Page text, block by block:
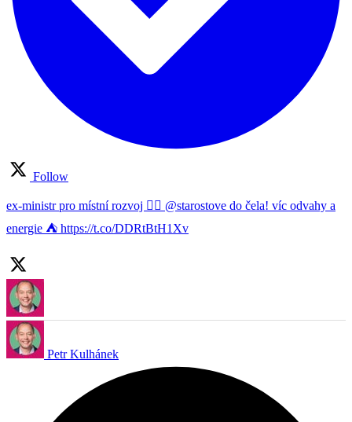
Follow
ex-ministr pro místní rozvoj ✌🏻 @starostove do čela! víc odvahy a
energie ⛺️ https://t.co/DDRtBtH1Xv
Petr Kulhánek